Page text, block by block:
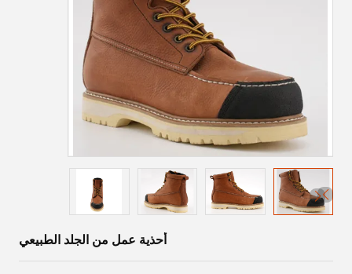
أحذية عمل من الجلد الطبيعي